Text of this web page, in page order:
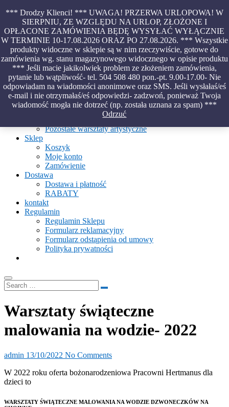
*** Drodzy Klienci! *** UWAGA! PRZERWA URLOPOWA! W
SIERPNIU, ZE WZGLĘDU NA URLOP, ZŁOŻONE I
OPŁACONE ZAMÓWIENIA BĘDĘ WYSYŁAĆ WYŁĄCZNIE
W TERMINIE 10-17.08.2026 ORAZ PO 27.08.2026. *** Wszystkie
produkty widoczne w sklepie są w nim rzeczywiście, gotowe do
zamówienia wg. stanu magazynowego widocznego w opisie produktu
*** Jeśli macie jakikolwiek problem ze złożeniem zamówienia,
pytanie lub wątpliwość- tel. 504 508 480 pon.-pt. 9.00-17.00- Nie
odpowiadam na wiadomości anonimowe oraz SMS. Jeśli wysłałaś/eś
e-mail i nie otrzymałaś/eś odpowiedzi- zadzwoń, ponieważ Twoja
wiadomość mogła nie dotrzeć (np. została uznana za spam) ***
Odrzuć
Skip
content
Piękno malowane na wodzie – papiery marmurkowe – materiały
introligatorskie – oprawy – etui – pudełka
Aktualności
O Pracowni
Ebru
Warsztaty
Warsztaty malowania na wodzie
Pozostałe warsztaty artystyczne
Sklep
Koszyk
Moje konto
Zamówienie
Dostawa
Dostawa i płatność
RABATY
kontakt
Regulamin
Regulamin Sklepu
Formularz reklamacyjny
Formularz odstąpienia od umowy
Polityka prywatności
Warsztaty świąteczne
malowania na wodzie- 2022
admin 13/10/2022 No Comments
W 2022 roku oferta bożonarodzeniowa Pracowni Hertmanus dla
dzieci to
WARSZTATY ŚWIĄTECZNE MALOWANIA NA WODZIE DZWONECZKÓW NA